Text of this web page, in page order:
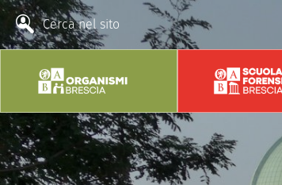
Cerca nel sito